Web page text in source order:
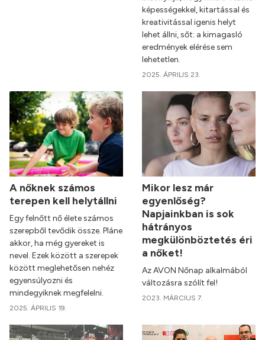
képességekkel, kitartással és
kreativitással igenis helyt
lehet állni, sőt: a kimagasló
eredmények elérése sem
lehetetlen.
2025. ÁPRILIS 23.
A nőknek számos
terepen kell helytállni
Egy felnőtt nő élete számos
szerepből tevődik össze. Pláne
akkor, ha még gyereket is
nevel. Ezek között a szerepek
között meglehetősen nehéz
egyensúlyozni és
mindegyiknek megfelelni.
2025. ÁPRILIS 19.
Mikor lesz már
egyenlőség?
Napjainkban is sok
hátrányos
megkülönböztetés éri
a nőket!
Az AVON Nőnap alkalmából
változásra szólít fel!
2023. MÁRCIUS 7.